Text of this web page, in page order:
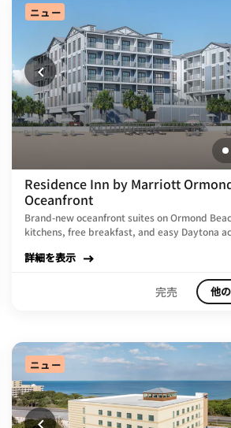
ニュー
Residence Inn by Marriott
Oceanfront
Brand-new oceanfront suites on Ormond
kitchens, free breakfast, and easy Daytona
詳細を表示
完売 他
ニュー